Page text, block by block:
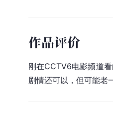
作品评价
刚在CCTV6电影频道
剧情还可以，但可能老